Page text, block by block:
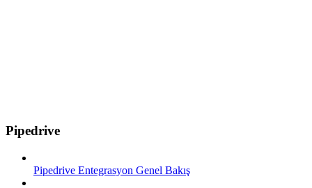
Pipedrive
Pipedrive Entegrasyon Genel Bakış